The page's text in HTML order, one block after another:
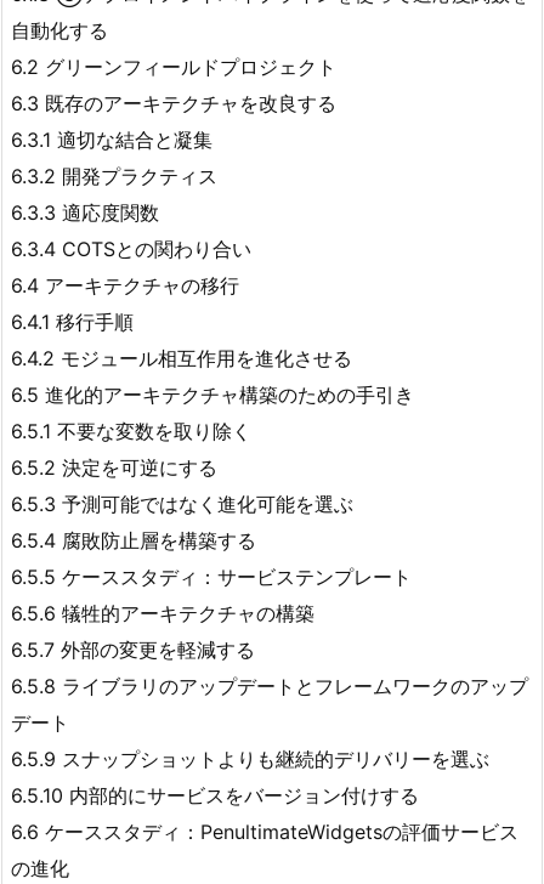
自動化する
6.2 グリーンフィールドプロジェクト
6.3 既存のアーキテクチャを改良する
6.3.1 適切な結合と凝集
6.3.2 開発プラクティス
6.3.3 適応度関数
6.3.4 COTSとの関わり合い
6.4 アーキテクチャの移行
6.4.1 移行手順
6.4.2 モジュール相互作用を進化させる
6.5 進化的アーキテクチャ構築のための手引き
6.5.1 不要な変数を取り除く
6.5.2 決定を可逆にする
6.5.3 予測可能ではなく進化可能を選ぶ
6.5.4 腐敗防止層を構築する
6.5.5 ケーススタディ：サービステンプレート
6.5.6 犠牲的アーキテクチャの構築
6.5.7 外部の変更を軽減する
6.5.8 ライブラリのアップデートとフレームワークのアップ
デート
6.5.9 スナップショットよりも継続的デリバリーを選ぶ
6.5.10 内部的にサービスをバージョン付けする
6.6 ケーススタディ：PenultimateWidgetsの評価サービス
の進化